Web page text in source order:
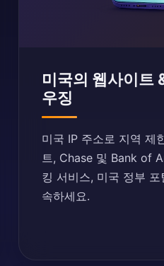
미국의 웹사이트
우징
미국 IP 주소로 지역 제
트, Chase 및 Bank of
킹 서비스, 미국 정부
속하세요.